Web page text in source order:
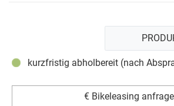
kurzfristig abholbereit (nach
€ Bikeleasing